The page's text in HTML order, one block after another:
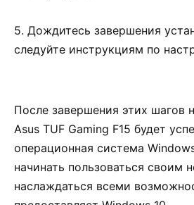
5. Дождитесь завершения
следуйте инструкциям по
После завершения этих шагов
Asus TUF Gaming F15 будет
операционная система
начинать пользоваться своим
наслаждаться всеми